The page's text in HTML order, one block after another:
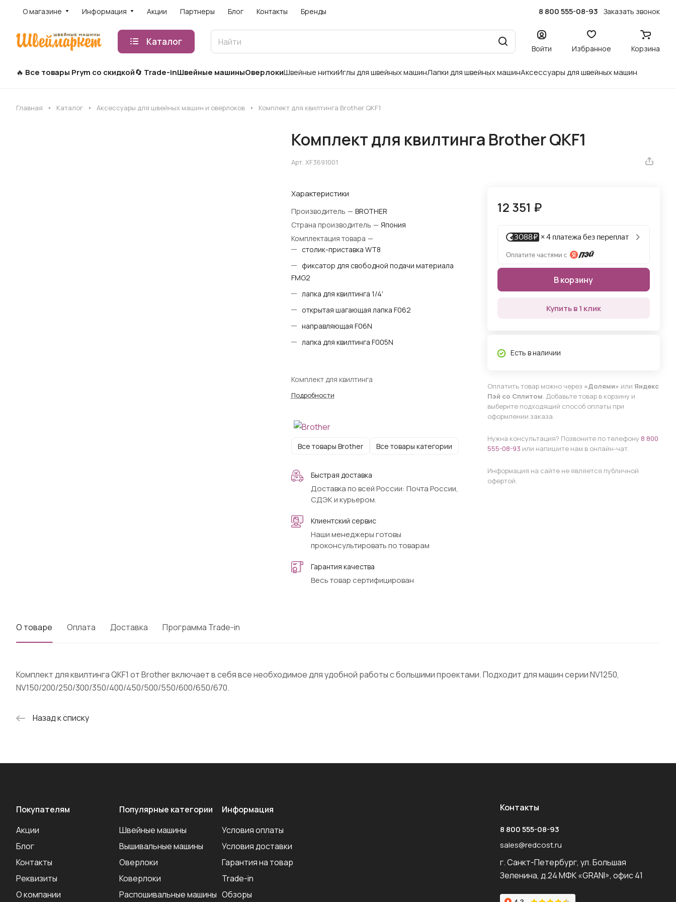
О магазине Информация Акции Партнеры Блог Контакты Бренды 8 800 555-08-93 Заказать звонок
Каталог
Войти Избранное Корзина
Все товары Prym со скидкой Trade-inШвейные машиныОверлокиШвейные ниткиИглы для швейных машинЛапки для швейных машинАксессуары для швейных машин
Главная Каталог Аксессуары для швейных машин и оверлоков Комплект для квилтинга Brother QKF1
Комплект для квилтинга Brother QKF1
Арт. XF3691001
Характеристики
Производитель — BROTHER
Страна производитель — Япония
Комплектация товара —
столик-приставка WT8
фиксатор для свободной подачи материала
FMG2
лапка для квилтинга 1/4'
открытая шагающая лапка F062
направляющая F06N
лапка для квилтинга F005N
Комплект для квилтинга
Подробности
Все товары Brother Все товары категории
Быстрая доставка
Доставка по всей России: Почта России,
СДЭК и курьером.
Клиентский сервис
Наши менеджеры готовы
проконсультировать по товарам
Гарантия качества
Весь товар сертифицирован
12 351 ₽
В корзину
Купить в 1 клик
Есть в наличии
Оплатить товар можно через «Долями» или Яндекс
Пэй со Сплитом. Добавьте товар в корзину и
выберите подходящий способ оплаты при
оформлении заказа.
Нужна консультация? Позвоните по телефону 8 800
555-08-93 или напишите нам в онлайн-чат.
Информация на сайте не является публичной
офертой.
О товаре Оплата Доставка Программа Trade-in
Комплект для квилтинга QKF1 от Brother включает в себя все необходимое для удобной работы с большими проектами. Подходит для машин серии NV1250,
NV150/200/250/300/350/400/450/500/550/600/650/670.
Назад к списку
Покупателям
Акции
Блог
Контакты
Реквизиты
О компании
Популярные категории
Швейные машины
Вышивальные машины
Оверлоки
Коверлоки
Распошивальные машины
Информация
Условия оплаты
Условия доставки
Гарантия на товар
Trade-in
Обзоры
Контакты
8 800 555-08-93
sales@redcost.ru
г. Санкт-Петербург, ул. Большая
Зеленина, д.24 МФК «GRANI», офис 41